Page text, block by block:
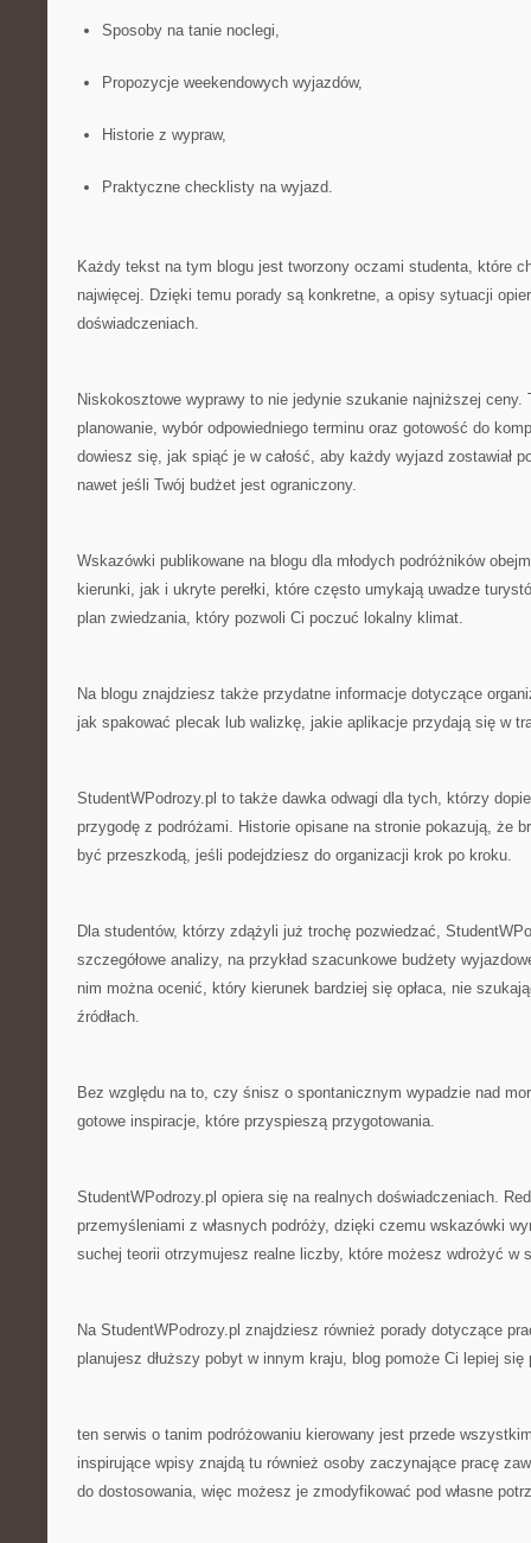
Sposoby na tanie noclegi,
Propozycje weekendowych wyjazdów,
Historie z wypraw,
Praktyczne checklisty na wyjazd.
Każdy tekst na tym blogu jest tworzony oczami studenta, które
najwięcej. Dzięki temu porady są konkretne, a opisy sytuacji
doświadczeniach.
Niskokosztowe wyprawy to nie jedynie szukanie najniższej ceny.
planowanie, wybór odpowiedniego terminu oraz gotowość do
dowiesz się, jak spiąć je w całość, aby każdy wyjazd zostawiał
nawet jeśli Twój budżet jest ograniczony.
Wskazówki publikowane na blogu dla młodych podróżników
kierunki, jak i ukryte perełki, które często umykają uwadze
plan zwiedzania, który pozwoli Ci poczuć lokalny klimat.
Na blogu znajdziesz także przydatne informacje dotyczące
jak spakować plecak lub walizkę, jakie aplikacje przydają się w
StudentWPodrozy.pl to także dawka odwagi dla tych, którzy
przygodę z podróżami. Historie opisane na stronie pokazują, że
być przeszkodą, jeśli podejdziesz do organizacji krok po kroku.
Dla studentów, którzy zdążyli już trochę pozwiedzać,
szczegółowe analizy, na przykład szacunkowe budżety
nim można ocenić, który kierunek bardziej się opłaca, nie
źródłach.
Bez względu na to, czy śnisz o spontanicznym wypadzie nad
gotowe inspiracje, które przyspieszą przygotowania.
StudentWPodrozy.pl opiera się na realnych doświadczeniach.
przemyśleniami z własnych podróży, dzięki czemu wskazówki
suchej teorii otrzymujesz realne liczby, które możesz wdrożyć w
Na StudentWPodrozy.pl znajdziesz również porady dotyczące
planujesz dłuższy pobyt w innym kraju, blog pomoże Ci lepiej się
ten serwis o tanim podróżowaniu kierowany jest przede
inspirujące wpisy znajdą tu również osoby zaczynające pracę
do dostosowania, więc możesz je zmodyfikować pod własne